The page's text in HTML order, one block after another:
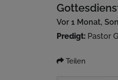
Vor 1 Monat,
Predigt: Pastor
Teilen